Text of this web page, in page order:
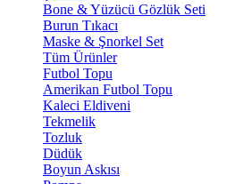
Bone & Yüzücü Gözlük Seti
Burun Tıkacı
Maske & Şnorkel Set
Tüm Ürünler
Futbol Topu
Amerikan Futbol Topu
Kaleci Eldiveni
Tekmelik
Tozluk
Düdük
Boyun Askısı